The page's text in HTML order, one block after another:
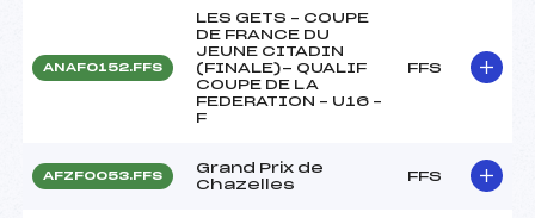
ANAF0152.FFS
LES GETS – COUPE
DE FRANCE DU
JEUNE CITADIN
(FINALE)- QUALIF
COUPE DE LA
FEDERATION – U16 –
F
FFS
AFZF0053.FFS
Grand Prix de
Chazelles
FFS